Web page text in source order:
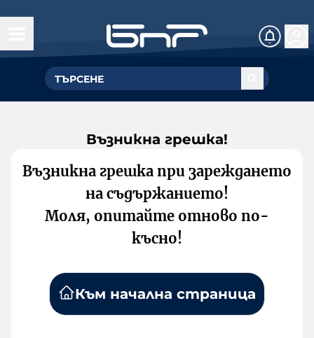
Възникна грешка!
Възникна грешка при зареждането
на съдържанието!
Моля, опитайте отново по-
късно!
Към начална страница